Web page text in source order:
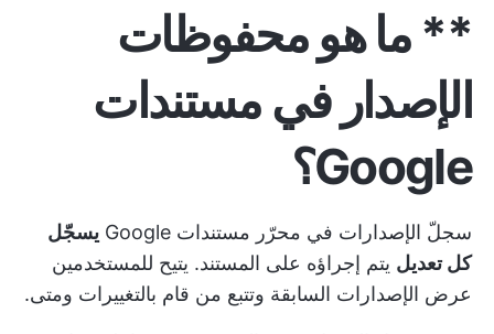
** ما هو محفوظات
الإصدار في مستندات
Google؟
سجلّ الإصدارات في محرّر مستندات Google
يسجّل
كل تعديل يتم إجراؤه على المستند. يتيح للمستخدمين
عرض الإصدارات السابقة وتتبع من قام بالتغييرات ومتى.